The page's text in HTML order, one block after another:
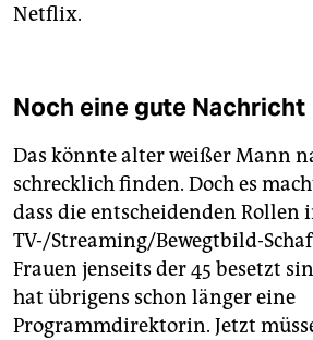
Netflix.
Noch eine gute Nachricht
Das könnte alter weißer Mann
schrecklich finden. Doch es
dass die entscheidenden Rollen
TV-/Streaming/Bewegtbild-
Frauen jenseits der 45 besetzt
hat übrigens schon länger eine
Programmdirektorin. Jetzt